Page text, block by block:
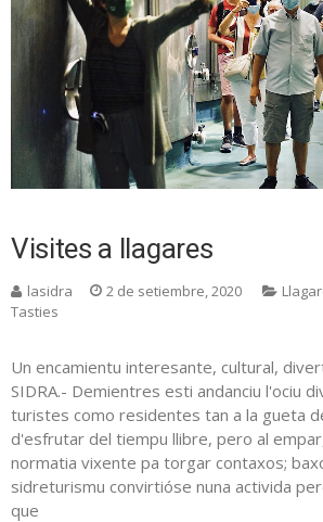
Visites a llagares
lasidra 2 de setiembre, 2020
Tasties
Un encamientu interesante, cultural,
SIDRA.- Demientres esti andanciu l'ociu
turistes como residentes tan a la gueta
d'esfrutar del tiempu llibre, pero al
normatia vixente pa torgar contaxos;
sidreturismu convirtióse nuna activida
que